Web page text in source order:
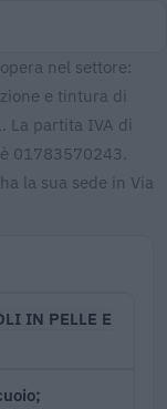
nel settore:
e tintura di
La partita IVA di
è 01783570243.
la sua sede in Via
IN PELLE E